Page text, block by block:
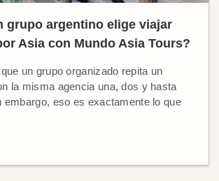
grupo argentino elige viajar
Asia con Mundo Asia Tours?
un grupo organizado repita un
la misma agencia una, dos y hasta
embargo, eso es exactamente lo que